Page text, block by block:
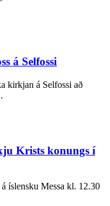
á Selfossi
kirkjan á Selfossi að
Krists konungs í
íslensku Messa kl. 12.30